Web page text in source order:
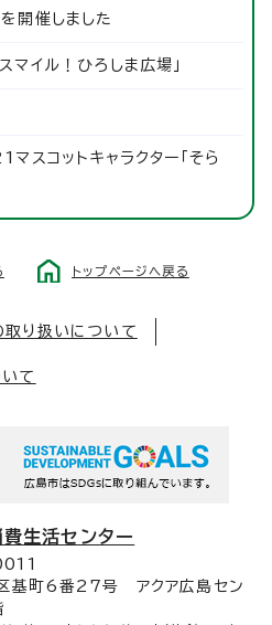
開催しました
マイル！ひろしま広場」
スコットキャラクター「そら
トップページへ戻る
取り扱いについて
て
生活センター
基町6番27号 アクア広島セン